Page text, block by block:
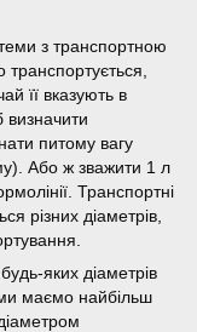
з транспортною
її вказують в
визначити
питому вагу
Або ж зважити 1 л
Транспортні
різних діаметрів,
яких діаметрів
маємо найбільш